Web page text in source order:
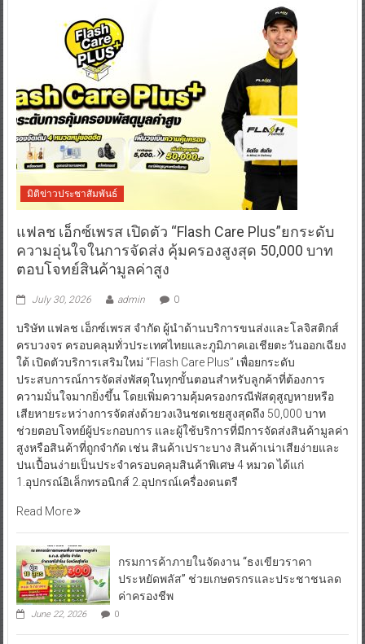
มิติข่าวประชาสัมพันธ์
แฟลช เอ็กซ์เพรส เปิดตัว “Flash Care Plus”ยกระดับ
ความอุ่นใจในการจัดส่ง คุ้มครองสูงสุด 50,000 บาท
ตอบโจทย์สินค้ามูลค่าสูง
July 30, 2026 admin 0
บริษัท แฟลช เอ็กซ์เพรส จำกัด ผู้นำด้านบริการขนส่งและโลจิสติกส์
ครบวงจร ครอบคลุมทั่วประเทศไทยและภูมิภาคเอเชียตะวันออกเฉียง
ใต้ เปิดตัวบริการเสริมใหม่ “Flash Care Plus” เพื่อยกระดับ
ประสบการณ์การจัดส่งพัสดุในทุกขั้นตอนสำหรับลูกค้าที่ต้องการ
ความมั่นใจมากยิ่งขึ้น โดยเพิ่มความคุ้มครองกรณีพัสดุสูญหายหรือ
เสียหายระหว่างการจัดส่งด้วยวงเงินชดเชยสูงสุดถึง 50,000 บาท
ช่วยตอบโจทย์ผู้ประกอบการ และผู้ใช้บริการที่มีการจัดส่งสินค้ามูลค่า
สูงหรือสินค้าที่ถูกจำกัด เช่น สินค้าเปราะบาง สินค้าเน่าเสียง่ายและ
ปนเปื้อนง่ายเป็นประจำครอบคลุมสินค้าพิเศษ 4 หมวด ได้แก่
1.อุปกรณ์อิเล็กทรอนิกส์ 2.อุปกรณ์เครื่องดนตรี
Read More
กรมการค้าภายในจัดงาน “ธงเขียวราคา
ประหยัดพลัส” ช่วยเกษตรกรและประชาชนลด
ค่าครองชีพ
June 22, 2026 0